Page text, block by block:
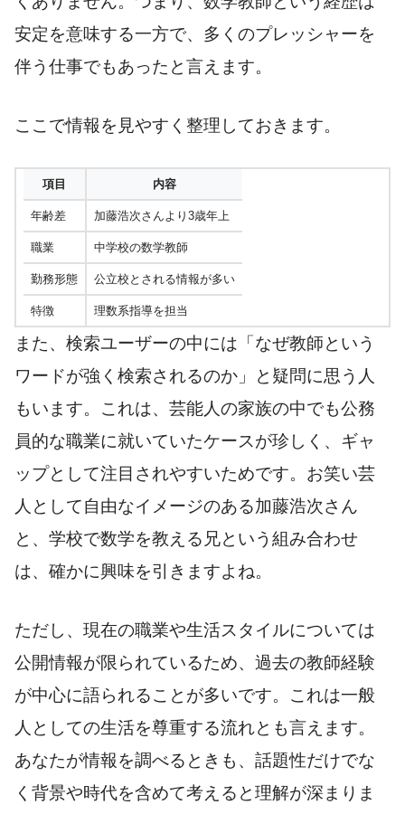
安定を意味する一方で、多くのプレッシャーを
伴う仕事でもあったと言えます。
ここで情報を見やすく整理しておきます。
項目 内容
年齢差 加藤浩次さんより3歳年上
職業 中学校の数学教師
勤務形態 公立校とされる情報が多い
特徴 理数系指導を担当
また、検索ユーザーの中には「なぜ教師という
ワードが強く検索されるのか」と疑問に思う人
もいます。これは、芸能人の家族の中でも公務
員的な職業に就いていたケースが珍しく、ギャ
ップとして注目されやすいためです。お笑い芸
人として自由なイメージのある加藤浩次さん
と、学校で数学を教える兄という組み合わせ
は、確かに興味を引きますよね。
ただし、現在の職業や生活スタイルについては
公開情報が限られているため、過去の教師経験
が中心に語られることが多いです。これは一般
人としての生活を尊重する流れとも言えます。
あなたが情報を調べるときも、話題性だけでな
く背景や時代を含めて考えると理解が深まりま